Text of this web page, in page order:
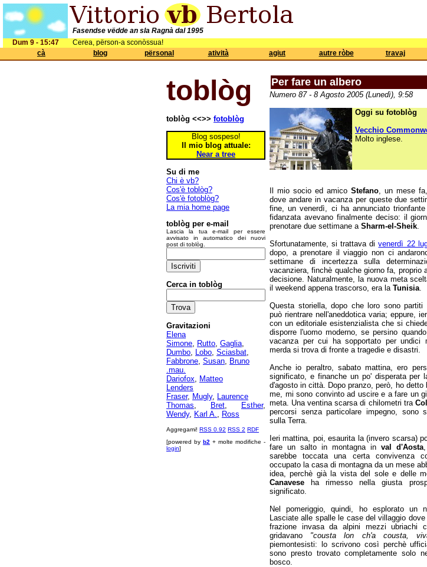
Fasendse vëdde an sla Ragnà dal 1995
Dum 9 - 15:47
Cerea, përson-a sconòssua!
cà
blog përsonal atività agiut autre ròbe travaj
toblòg
toblòg <<>> fotoblòg
Blog sospeso!
Il mio blog attuale:
Near a tree
Su di me
Chi è vb?
Cos'è toblòg?
Cos'è fotoblòg?
La mia home page
toblòg per e-mail
Lascia la tua e-mail per essere
avvisato in automatico dei nuovi
post di toblòg.
Cerca in toblòg
Gravitazioni
Elena
Simone, Rutto, Gaglia,
Dumbo, Lobo, Sciasbat,
Fabbrone, Susan, Bruno
.mau.
Dariofox, Matteo
Lenders
Fraser, Mugly, Laurence
Thomas, Bret, Esther,
Wendy, Karl A., Ross
Aggregami! RSS 0.92 RSS 2 RDF
[powered by b2 + molte modifiche -
login]
Per fare un albero
Numero 87 - 8 Agosto 2005 (Lunedì), 9:58
Oggi su fotoblòg
Vecchio
Molto inglese.
Il mio socio ed amico Stefano, un mese
dove andare in vacanza per queste due
fine, un venerdì, ci ha annunciato
fidanzata avevano finalmente deciso: il
prenotare due settimane a Sharm-el-Sheik.
Sfortunatamente, si trattava divenerdì 22
dopo, a prenotare il viaggio non ci
settimane di incertezza sulla
vacanziera, finchè qualche giorno fa, proprio
decisione. Naturalmente, la nuova meta
il weekend appena trascorso, era la Tunisia.
Questa storiella, dopo che loro sono partiti
può rientrare nell'aneddotica varia; eppure,
con un editoriale esistenzialista che si
disporre l'uomo moderno, se persino
vacanza per cui ha sopportato per undici
merda si trova di fronte a tragedie e disastri.
Anche io peraltro, sabato mattina, ero
significato, e finanche un po' disperata per
d'agosto in città. Dopo pranzo, però, ho detto
me, mi sono convinto ad uscire e a fare un
meta. Una ventina scarsa di chilometri tra
percorsi senza particolare impegno, sono
sulla Terra.
Ieri mattina, poi, esaurita la (invero scarsa)
fare un salto in montagna in val d'Aosta
sarebbe toccata una certa convivenza
occupato la casa di montagna da un mese
idea, perchè già la vista del sole e delle
Canavese ha rimesso nella giusta
significato.
Nel pomeriggio, quindi, ho esplorato un
Lasciate alle spalle le case del villaggio
frazione invasa da alpini mezzi ubriachi
gridavano "cousta lon ch'a cousta,
piemontesisti: lo scrivono così perchè
sono presto trovato completamente solo
bosco.